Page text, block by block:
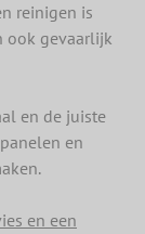
reinigen is
ook gevaarlijk
en de juiste
en
en een